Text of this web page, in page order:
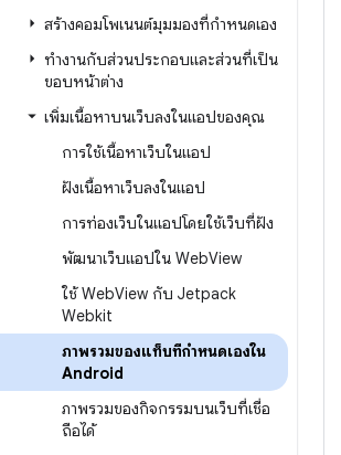
สร้างคอมโพเนนต์มุมมองที่กำหนดเอง
ทำงานกับส่วนประกอบและส่วนที่เป็น
ขอบหน้าต่าง
เพิ่มเนื้อหาบนเว็บลงในแอปของคุณ
การใช้เนื้อหาเว็บในแอป
ฝังเนื้อหาเว็บลงในแอป
การท่องเว็บในแอปโดยใช้เว็บที่ฝัง
พัฒนาเว็บแอปใน WebView
ใช้ WebView กับ Jetpack
Webkit
ภาพรวมของแท็บที่กำหนดเองใน
Android
ภาพรวมของกิจกรรมบนเว็บที่เชื่อ
ถือได้